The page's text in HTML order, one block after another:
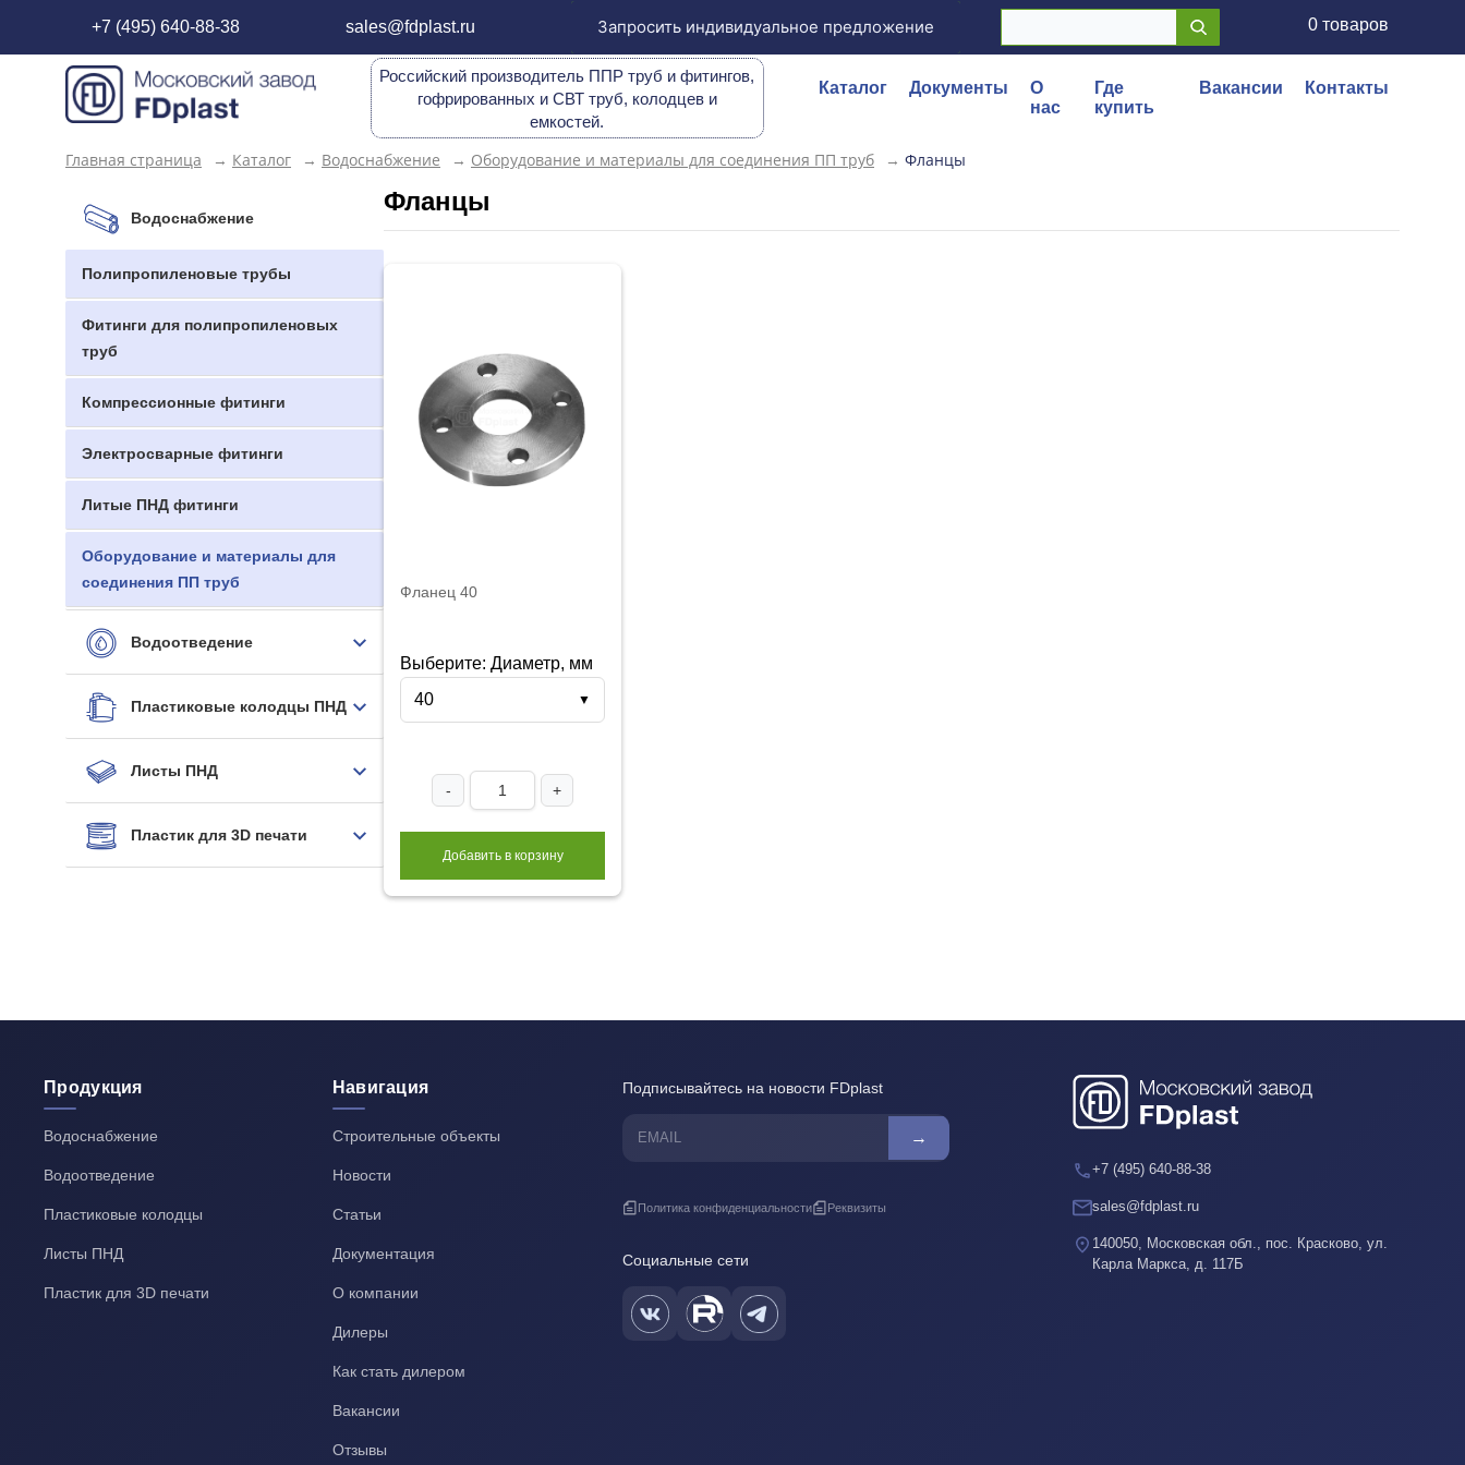
+7 (495) 640-88-38 sales@fdplast.ru Запросить индивидуальное предложение 0 товаров
Российский производитель ППР труб и фитингов,
гофрированных и СВТ труб, колодцев и
емкостей.
Каталог Документы
О
нас
Где
купить
Вакансии Контакты
Главная страница → Каталог → Водоснабжение → Оборудование и материалы для соединения ПП труб → Фланцы
Водоснабжение
Полипропиленовые трубы
Фитинги для полипропиленовых
труб
Компрессионные фитинги
Электросварные фитинги
Литые ПНД фитинги
Оборудование и материалы для
соединения ПП труб
Водоотведение
Пластиковые колодцы ПНД
Листы ПНД
Пластик для 3D печати
Фланцы
Фланец 40
Выберите: Диаметр, мм
40
▼
- +
Добавить в корзину
Продукция
Водоснабжение
Водоотведение
Пластиковые колодцы
Листы ПНД
Пластик для 3D печати
Навигация
Строительные объекты
Новости
Статьи
Документация
О компании
Дилеры
Как стать дилером
Вакансии
Отзывы
Подписывайтесь на новости FDplast
→
Политика конфиденциальности Реквизиты
Социальные сети
+7 (495) 640-88-38
sales@fdplast.ru
140050, Московская обл., пос. Красково, ул.
Карла Маркса, д. 117Б